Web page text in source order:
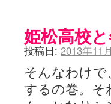
姫松高校
投稿日: 2013年11
そんなわけで
するの巻。そ